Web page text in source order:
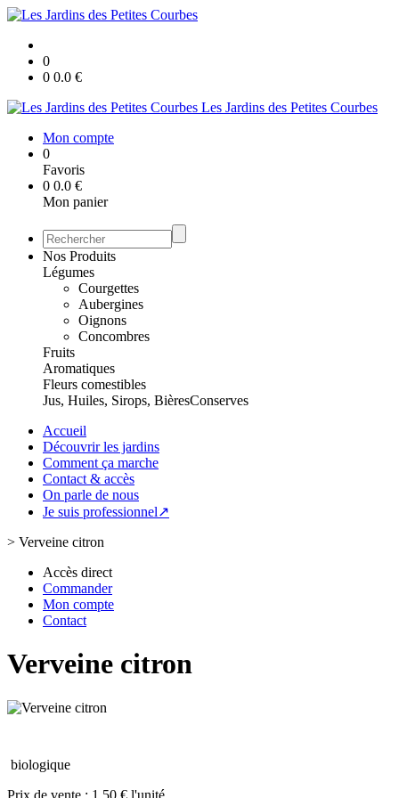
0
0 0.0 €
Les Jardins des Petites Courbes
Mon compte
0
Favoris
0 0.0 €
Mon panier
Nos Produits
Légumes
Courgettes
Aubergines
Oignons
Concombres
Fruits
Aromatiques
Fleurs comestibles
Jus, Huiles, Sirops, BièresConserves
Accueil
Découvrir les jardins
Comment ça marche
Contact & accès
On parle de nous
Je suis professionnel↗
> Verveine citron
Accès direct
Commander
Mon compte
Contact
Verveine citron
biologique
Prix de vente : 1.50 € l'unité